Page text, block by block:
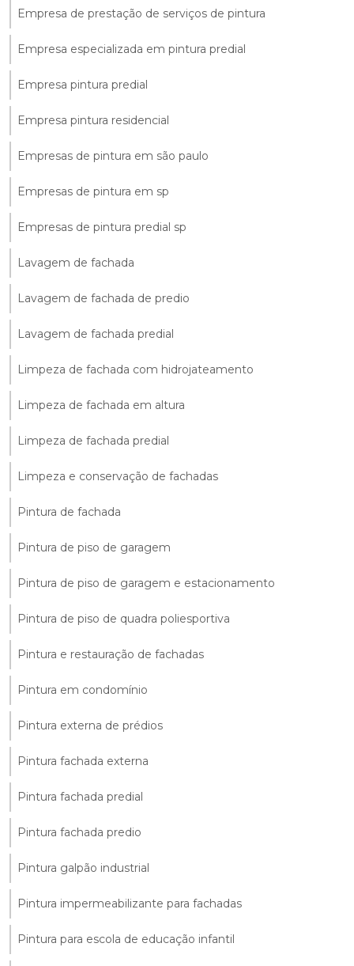
Empresa de prestação de serviços de pintura
Empresa especializada em pintura predial
Empresa pintura predial
Empresa pintura residencial
Empresas de pintura em são paulo
Empresas de pintura em sp
Empresas de pintura predial sp
Lavagem de fachada
Lavagem de fachada de predio
Lavagem de fachada predial
Limpeza de fachada com hidrojateamento
Limpeza de fachada em altura
Limpeza de fachada predial
Limpeza e conservação de fachadas
Pintura de fachada
Pintura de piso de garagem
Pintura de piso de garagem e estacionamento
Pintura de piso de quadra poliesportiva
Pintura e restauração de fachadas
Pintura em condomínio
Pintura externa de prédios
Pintura fachada externa
Pintura fachada predial
Pintura fachada predio
Pintura galpão industrial
Pintura impermeabilizante para fachadas
Pintura para escola de educação infantil